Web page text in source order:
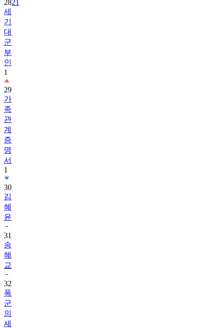
2821
세
기
대
군
부
인
1
29
가
족
관
계
증
명
서
1
30
김
혜
윤
31
송
혜
교
32
폭
군
의
셰